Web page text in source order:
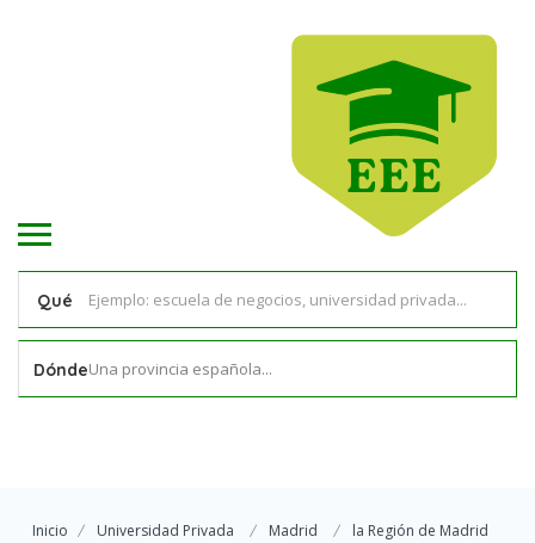
Qué
DóndeUna provincia española...
Inicio Universidad Privada Madrid
la Región de Madrid